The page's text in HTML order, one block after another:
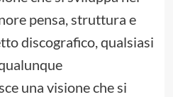
pensa, struttura e
discografico, qualsiasi
una visione che si